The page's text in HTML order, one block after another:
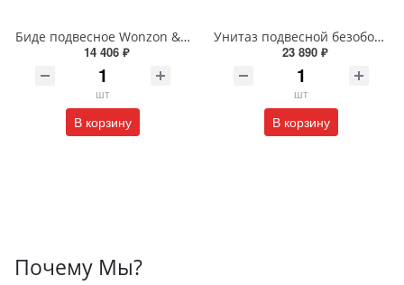
Биде подвесное Wonzon & Woghand NILE WW-UB5157-GW белое глянцевое
14 406 ₽
шт
В корзину
Унитаз подвесной безободковый Wonzon & Woghand NILE WW-UP2210-MG серый матовый
23 890 ₽
шт
В корзину
Почему Мы?